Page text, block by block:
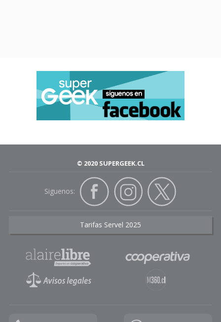
© 2020 SUPERGEEK.CL
Siguenos:
Tarifas Servel 2025